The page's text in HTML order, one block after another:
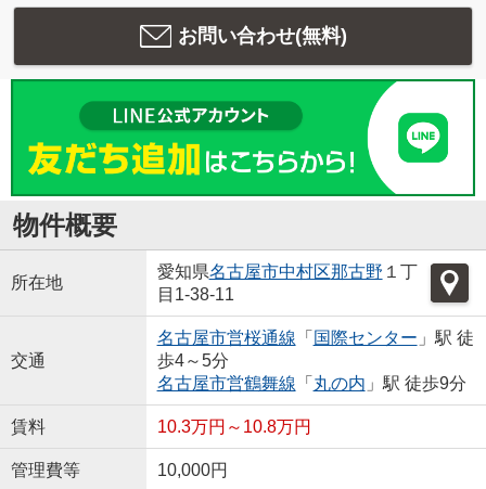
お問い合わせ(無料)
物件概要
所在地
愛知県名古屋市中村区那古野 １丁
目1-38-11
交通
名古屋市営桜通線 「 国際センター 」駅 徒
歩4～5分
名古屋市営鶴舞線 「 丸の内 」駅 徒歩9分
賃料 10.3万円～10.8万円
管理費等 10,000円